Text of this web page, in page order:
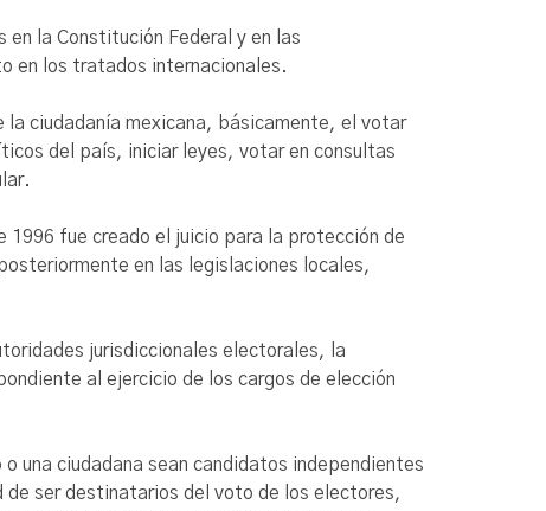
la Constitución Federal y en las
en los tratados internacionales.
la ciudadanía mexicana, básicamente, el votar
del país, iniciar leyes, votar en consultas
1996 fue creado el juicio para la protección de
en las legislaciones locales,
jurisdiccionales electorales, la
al ejercicio de los cargos de elección
una ciudadana sean candidatos independientes
ser destinatarios del voto de los electores,